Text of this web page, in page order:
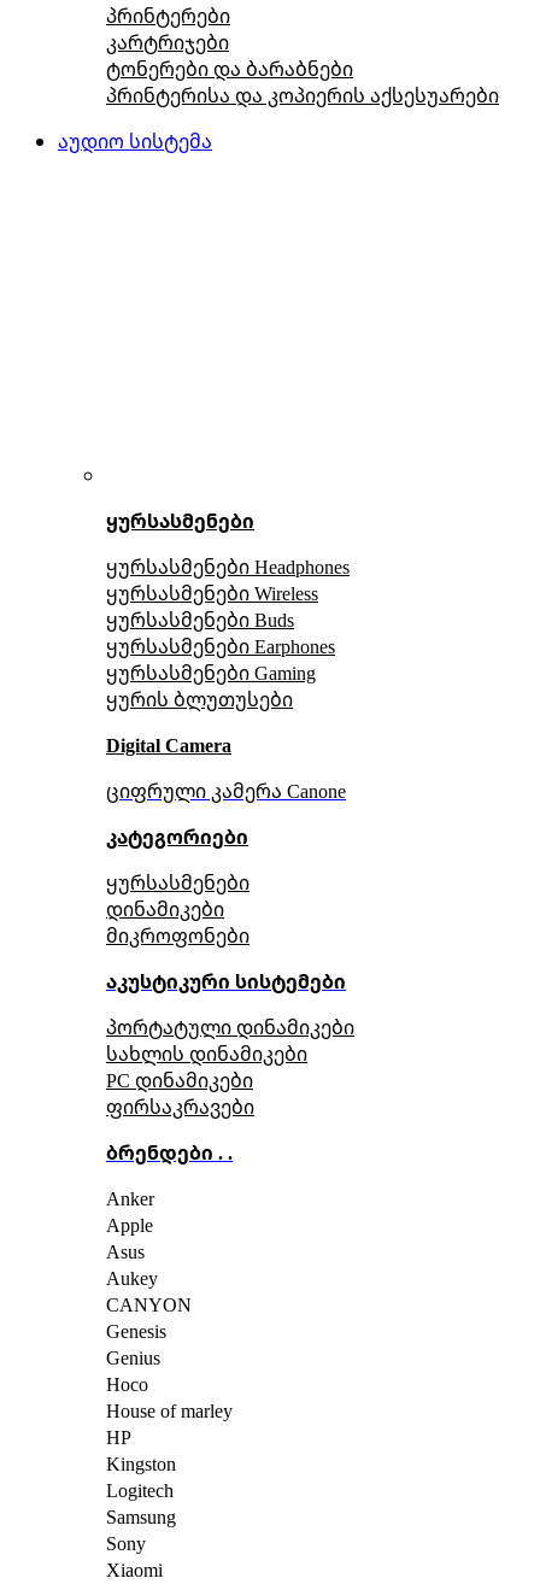
პრინტერები
კარტრიჯები
ტონერები და ბარაბნები
პრინტერისა და კოპიერის აქსესუარები
აუდიო სისტემა
ყურსასმენები
ყურსასმენები Headphones
ყურსასმენები Wireless
ყურსასმენები Buds
ყურსასმენები Earphones
ყურსასმენები Gaming
ყურის ბლუთუსები
Digital Camera
ციფრული კამერა Сanone
კატეგორიები
ყურსასმენები
დინამიკები
მიკროფონები
აკუსტიკური სისტემები
პორტატული დინამიკები
სახლის დინამიკები
PC დინამიკები
ფირსაკრავები
ბრენდები . .
Anker
Apple
Asus
Aukey
CANYON
Genesis
Genius
Hoco
House of marley
HP
Kingston
Logitech
Samsung
Sony
Xiaomi